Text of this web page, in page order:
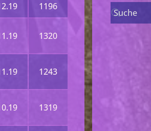
1196
1320
1243
1319